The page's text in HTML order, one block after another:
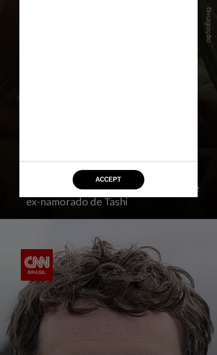
rumo surpreendente quando o
marido deve enfrentar um amigo do
passado nas quadras – que também é
ex-namorado de Tashi
Divulgação